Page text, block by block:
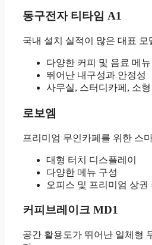
동구전자 티타임 A1
국내 설치 실적이 많은 대표 모
다양한 커피 및 음료 메
뛰어난 내구성과 안정성
사무실, 스터디카페, 소
로보엠
프리미엄 무인카페를 위한 스
대형 터치 디스플레이
다양한 메뉴 구성
오피스 및 프리미엄 상권
커피브레이크 MD1
공간 활용도가 뛰어난 일체형